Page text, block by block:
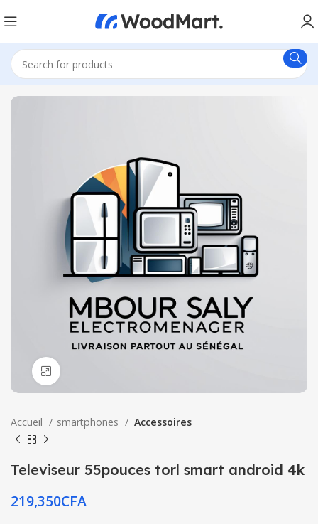
Accueil smartphones Accessoires
Televiseur 55pouces torl smart android 4k
219,350CFA